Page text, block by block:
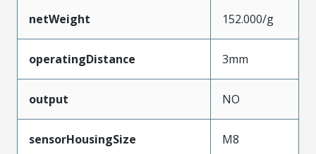
netWeight 152.000/g
operatingDistance 3mm
output NO
sensorHousingSize M8